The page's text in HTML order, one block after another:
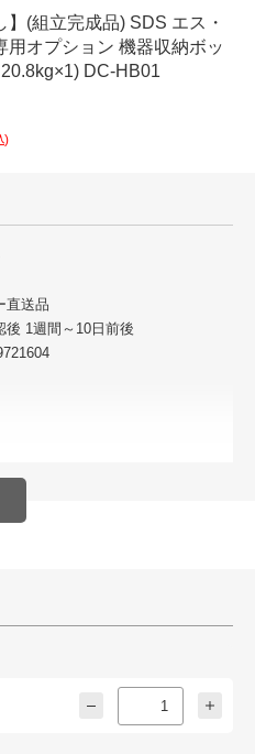
(組立完成品) SDS エス・
用オプション 機器収納ボッ
DC-HB01
)
直送品
後 1週間～10日前後